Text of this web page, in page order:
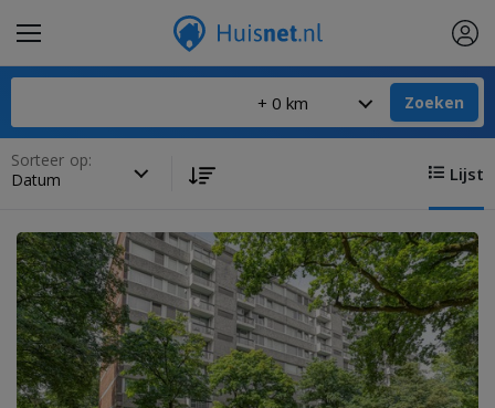
Zoeken
Sorteer op:
Lijst